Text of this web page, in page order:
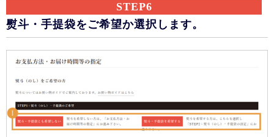
STEP6
熨斗・手提袋をご希望か選択します。